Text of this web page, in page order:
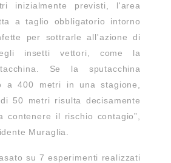
inizialmente previsti, l'area
a taglio obbligatorio intorno
per sottrarle all'azione di
insetti vettori, come la
Se la sputacchina
a 400 metri in una stagione,
50 metri risulta decisamente
contenere il rischio contagio”,
Muraglia.
su 7 esperimenti realizzati